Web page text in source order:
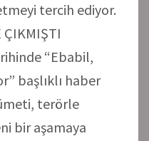
tercih ediyor.
ÇIKMIŞTI
“Ebabil,
başlıklı haber
terörle
bir aşamaya